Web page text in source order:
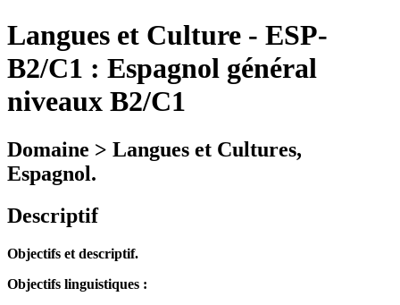
Langues et Culture - ESP-
B2/C1 : Espagnol général
niveaux B2/C1
Domaine > Langues et Cultures,
Espagnol.
Descriptif
Objectifs et descriptif.
Objectifs linguistiques :